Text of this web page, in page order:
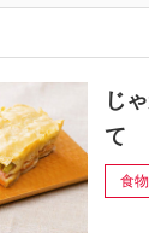
じ
て
食